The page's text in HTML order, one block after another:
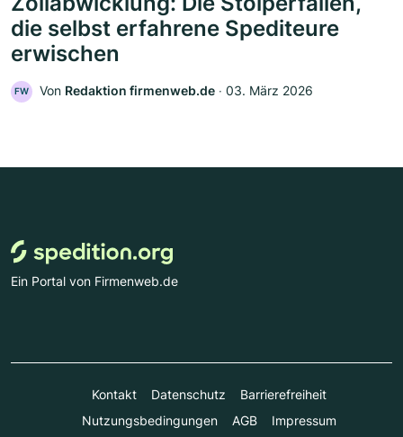
die selbst erfahrene Spediteure
erwischen
FW Von Redaktion firmenweb.de ‧ 03. März 2026
Ein Portal von Firmenweb.de
Kontakt Datenschutz
Barrierefreiheit
Nutzungsbedingungen
AGB Impressum